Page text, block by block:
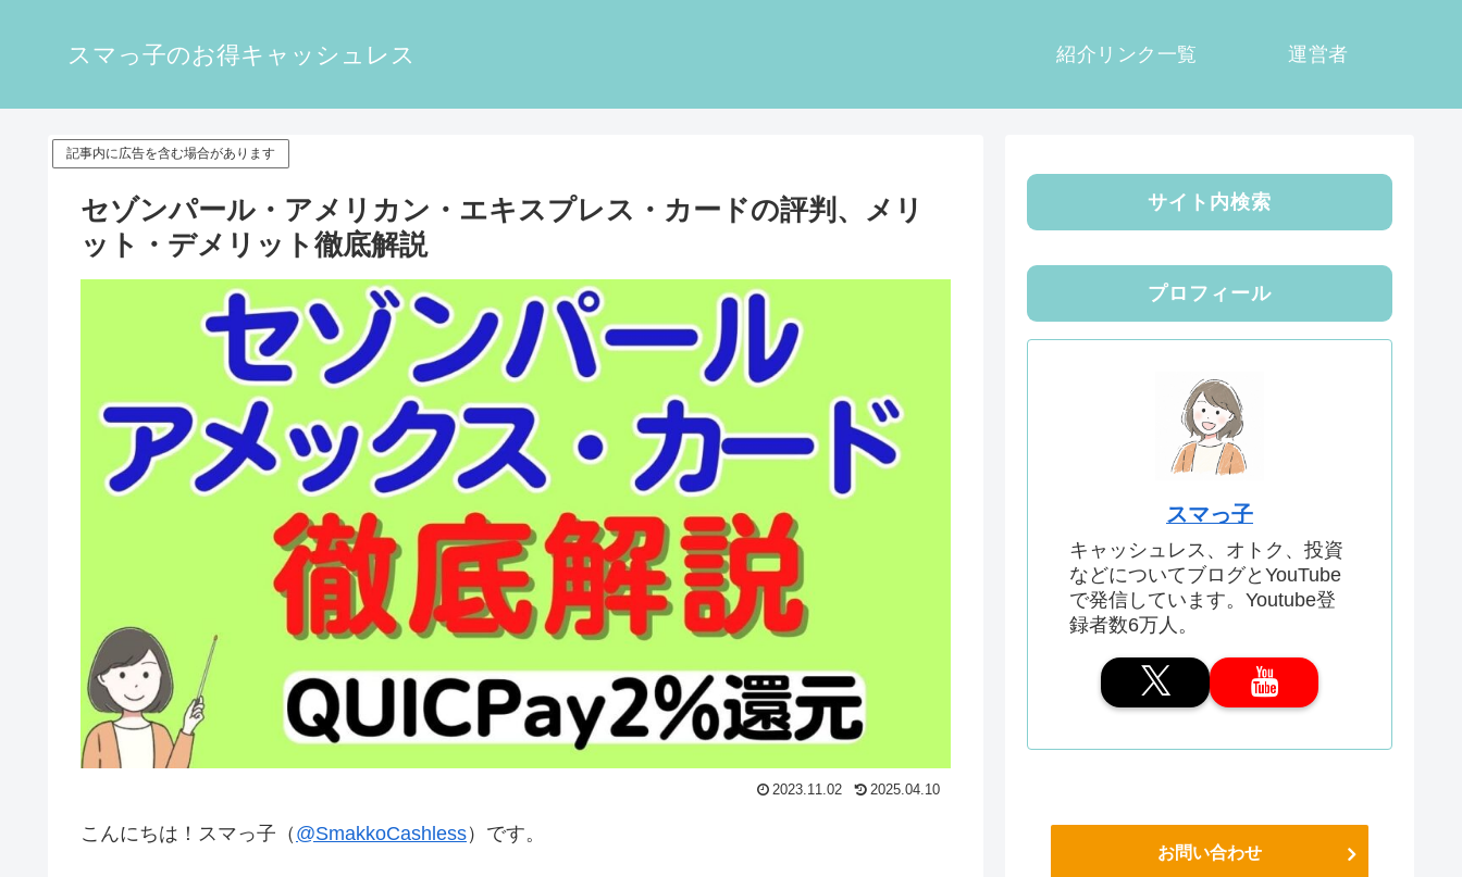
スマっ子のお得キャッシュレス 紹介リンク一覧 運営者
記事内に広告を含む場合があります
セゾンパール・アメリカン・エキスプレス・カードの評判、メリ
ット・デメリット徹底解説
2023.11.02 2025.04.10
こんにちは！スマっ子（ @SmakkoCashless）です。
サイト内検索
プロフィール
スマっ子
キャッシュレス、オトク、投資
などについてブログとYouTube
で発信しています。Youtube登
録者数6万人。
お問い合わせ